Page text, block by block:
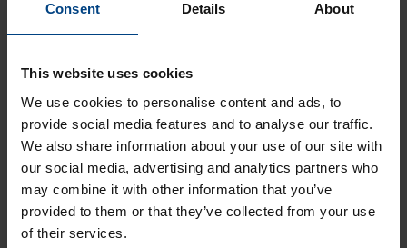
Consent Details About
This website uses cookies
We use cookies to personalise content and ads, to
provide social media features and to analyse our traffic.
We also share information about your use of our site with
our social media, advertising and analytics partners who
may combine it with other information that you’ve
provided to them or that they’ve collected from your use
of their services.
et un grand maître PTP conforme à la norme IEEE 1588-
2008 / PTPv2, avec compatibilité IEEE 1588-2019 /
PTPv2.1, pour la synchronisation de clients de haute
5G), l’énergie (p. ex. réseau intelligent), l’automatisation et
plus encore.
par secondeet prendre en charge jusqu’à600 000 clients
en fonction de la configuration du client NTP.
OSCILLATEUR AU RUBIDIUMDE HAUTE PRÉCISION
Équipé d’unoscillateur au rubidium, le DTS 4210 assure un
maintien ultra stable avec un taux de vieillissement de
±2,5×10-¹¹/jour et une précision de maintien de < ±0,9